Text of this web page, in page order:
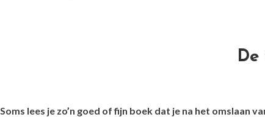
Soms lees je zo’n goed of fijn boek dat je na het